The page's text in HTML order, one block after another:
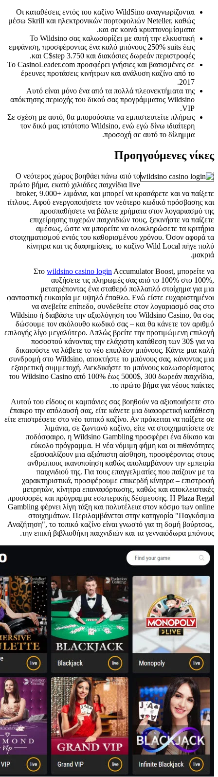
Οι καταθέσεις εντός του καζίνο WildSino αναγνωρίζονται
μέσω Skrill και ηλεκτρονικών πορτοφολιών Neteller, καθώς
και σε κοινά κρυπτονομίσματα.
Το Wildsino σας καλωσορίζει με αυτή την ελκυστική
εμφάνιση, προσφέροντας ένα καλό μπόνους 250% suits έως
και C$step 3.750 και διακόσιες δωρεάν περιστροφές.
Το CasinoLeader.com προσφέρει γνήσιες και βασισμένες σε
έρευνες προτάσεις κινήτρων και ανάλυση καζίνο από το
2017.
Αυτό είναι μόνο ένα από τα πολλά πλεονεκτήματα της
απόκτησης περιοχής του δικού σας προγράμματος Wildsino
VIP.
Σε σχέση με αυτό, θα μπορούσατε να εμπιστευτείτε πλήρως
τον δικό μας ιστότοπο Wildsino, ενώ εγώ δίνω ιδιαίτερη
προσοχή σε αυτό το δίλημμα.
Προηγούμενες νίκες
Ο νεότερος χώρος βοηθάει πάνω από το
πρώτο βήμα, εκατό χιλιάδες παιχνίδια live
broker, 9.000+ λιμάνια, και μπορεί να κρασάρετε και να παίξετε
τίτλους. Αφού ενεργοποιήσετε τον νεότερο κωδικό πρόσβασης και
προσπαθήσετε να βάλετε χρήματα στον λογαριασμό της
επιχείρησης τυχερών παιχνιδιών τους, ξεκινήστε να παίζετε
αμέσως, ώστε να μπορείτε να ολοκληρώσετε τα κριτήρια
στοιχηματισμού εντός του καθορισμένου χρόνου. Όσον αφορά τα
κίνητρα και τις διαφημίσεις, το καζίνο Wild Local πήγε πολύ
μακριά.
Στο wildsino casino login Accumulator Boost, μπορείτε να
αυξήσετε τις πληρωμές σας από το 100% στο 100%,
μετατρέποντας ένα σταθερό πολλαπλό στοίχημα για μια
φανταστική ευκαιρία με υψηλό έπαθλο. Ενώ είστε ευχαριστημένοι
να ανεβείτε επίπεδο, συνδεθείτε στον λογαριασμό σας στο
Wildsino ή διαβάστε την αξιολόγηση του Wildsino Casino, θα σας
δώσουμε τον ακόλουθο κωδικό σας – και θα κάνετε τον αριθμό
επιλογής λίγο μεγαλύτερο. Απλώς βρείτε την προτιμώμενη επιλογή
ποσοστού κάνοντας την ελάχιστη κατάθεση των 30$ για να
δικαιούστε να λάβετε το νέο επιπλέον μπόνους. Κάντε μια καλή
συνδρομή στο Wildsino, αποκτήστε το μπόνους σας, κάνοντας μια
εξαιρετική συμμετοχή. Διεκδικήστε το μπόνους καλωσορίσματος
του Wildsino Casino από 100% έως 5000$, 300 δωρεάν παιχνίδια,
το πρώτο βήμα για νέους παίκτες.
Αυτού του είδους οι καμπάνιες σας βοηθούν να αξιοποιήσετε στο
έπακρο την απόλαυσή σας, είτε κάνετε μια διαφορετική κατάθεση
είτε επιστρέφετε στο νέο τοπικό καζίνο. Αν πρόκειται να παίξετε σε
λιμάνια, σε ζωντανό καζίνο, είτε να στοιχηματίσετε σε
ποδόσφαιρο, η Wildsino Gambling προσφέρει ένα δίκαιο και
εύκολο πρόγραμμα. Η νέα νόμιμη φήμη και οι πιθανότητες
εξασφαλίζουν μια αξιόπιστη αίσθηση, προσφέροντας στους
ανθρώπους ικανοποίηση καθώς απολαμβάνουν την εμπειρία
παιχνιδιού της. Για τους επαγγελματίες που παίζουν με τα
χαρακτηριστικά, προσφέρουμε επικερδή κίνητρα – επιστροφή
μετρητών, κίνητρα επαναφόρτωσης, καθώς και αποκλειστικές
προσφορές και πρόγραμμα εσωτερικής δέσμευσης. Η Plaza Regal
Gambling φέρνει λίγη τάξη και πολυτέλεια στον κόσμο των online
στοιχημάτων. Περιλαμβάνεται στην κατηγορία "Παγκόσμια
Αναζήτηση", το τοπικό καζίνο είναι γνωστό για τη δομή βούρτσας,
την επική βιβλιοθήκη παιχνιδιών και τα γενναιόδωρα μπόνους.